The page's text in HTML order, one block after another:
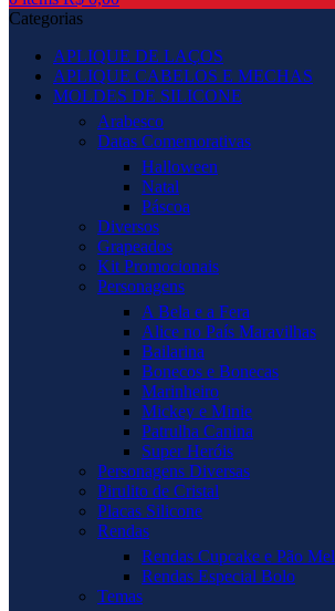
Categorias
APLIQUE DE LAÇOS
APLIQUE CABELOS E MECHAS
MOLDES DE SILICONE
Arabesco
Datas Comemorativas
Halloween
Natal
Páscoa
Diversos
Grapeados
Kit Promocionais
Personagens
A Bela e a Fera
Alice no País Maravilhas
Bailarina
Bonecos e Bonecas
Marinheiro
Mickey e Minie
Patrulha Canina
Super Heróis
Personagens Diversas
Pirulito de Cristal
Placas Silicone
Rendas
Rendas Cupcake e Pão Mel
Rendas Especial Bolo
Temas